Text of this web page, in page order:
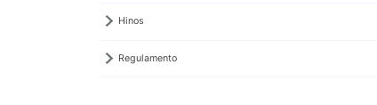
Hinos
Regulamento